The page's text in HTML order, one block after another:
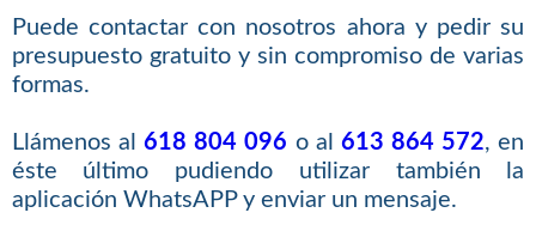
Puede contactar con nosotros ahora y pedir su
presupuesto gratuito y sin compromiso de varias
formas.
Llámenos al618 804 096 o al 613 864 572, en
éste último pudiendo utilizar también la
aplicación WhatsAPP y enviar un mensaje.